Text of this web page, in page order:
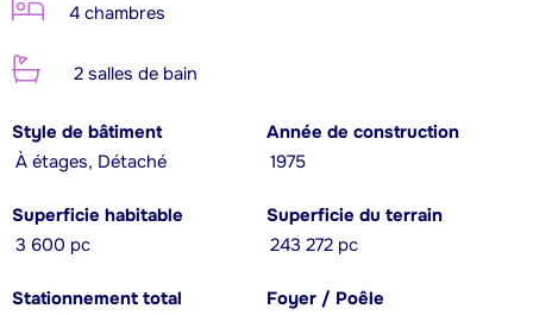
4 chambres
2 salles de bain
Style de bâtiment
À étages, Détaché
Année de construction
1975
Superficie habitable
3 600 pc
Superficie du terrain
243 272 pc
Stationnement total
Foyer / Poêle